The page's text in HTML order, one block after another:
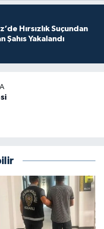
Hırsızlık Suçundan
Şahıs Yakalandı